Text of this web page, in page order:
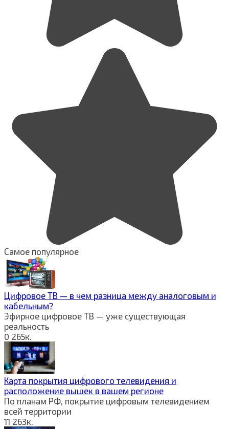
Самое популярное
Цифровое ТВ — в чем разница между аналоговым и
кабельным?
Эфирное цифровое ТВ — уже существующая
реальность
0 265к.
Карта покрытия цифрового телевидения и
расположение вышек в вашем регионе
По планам РФ, покрытие цифровым телевидением
всей территории
11 263к.